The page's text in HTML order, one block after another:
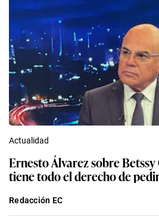
Actualidad
Ernesto Álvarez sobre Betssy
tiene todo el derecho de